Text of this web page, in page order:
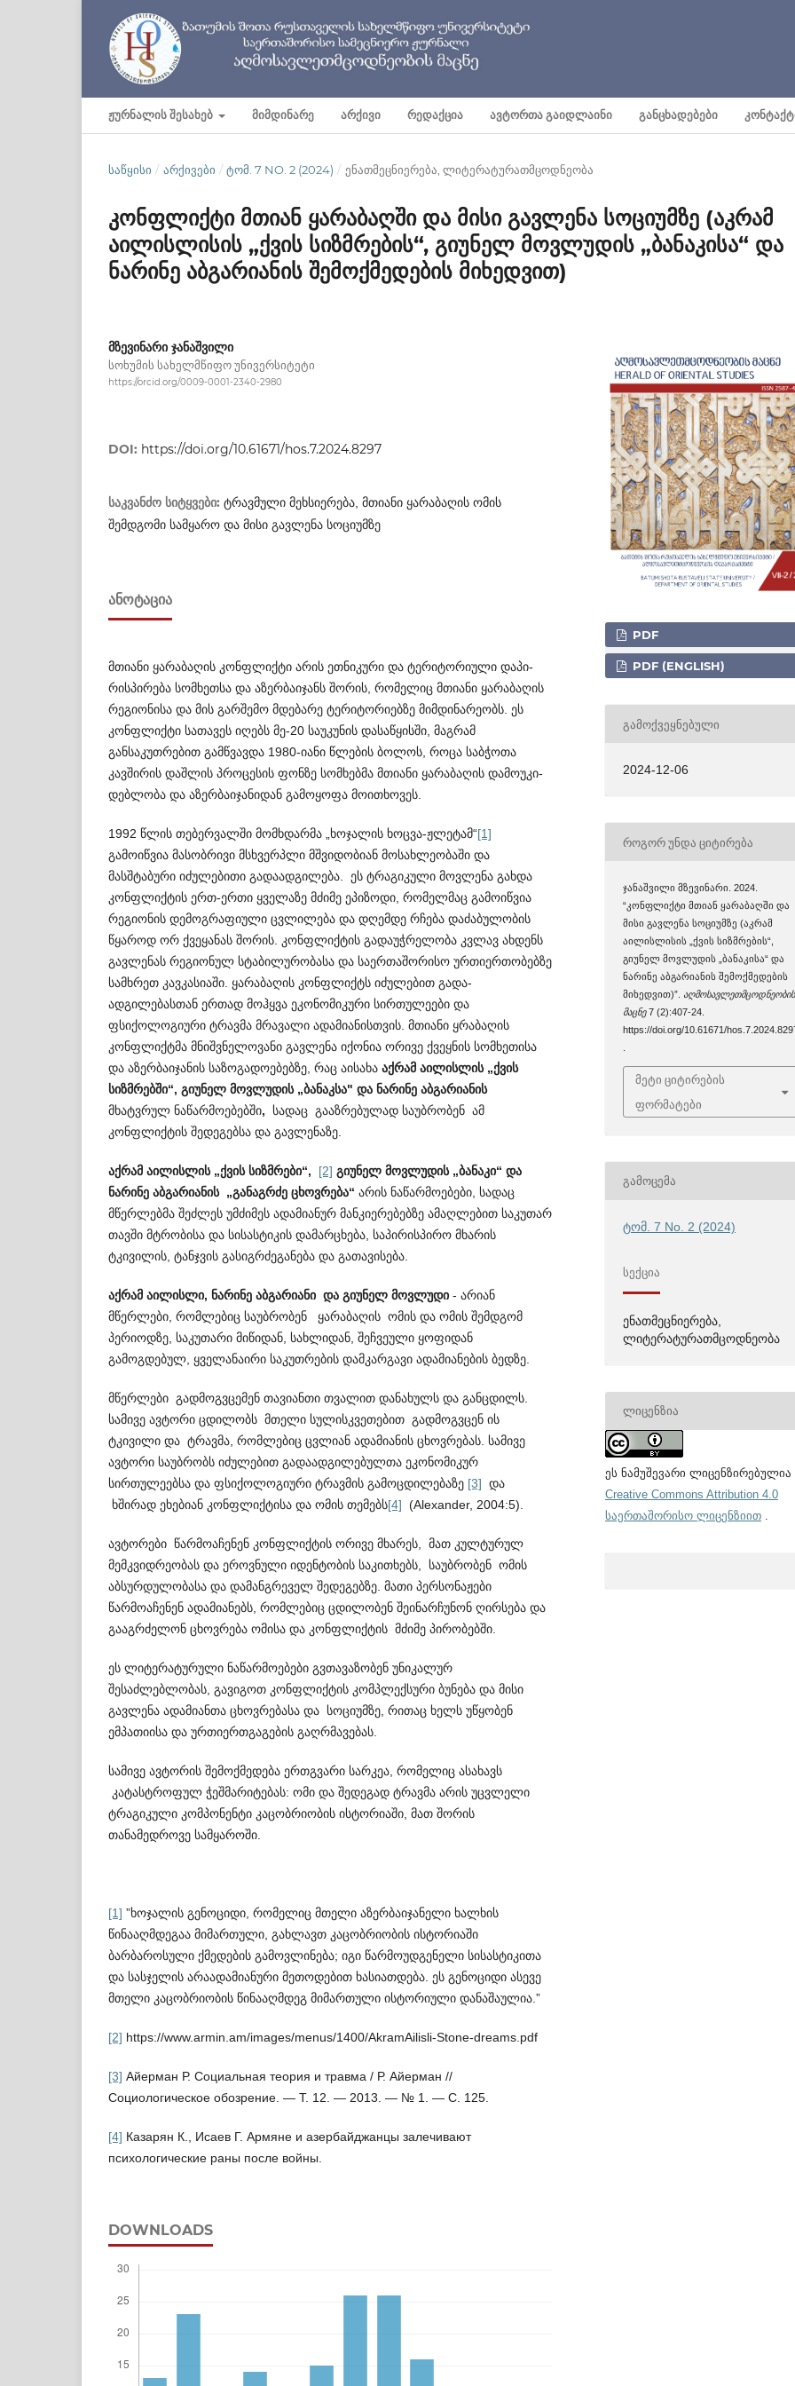
ᲟᲣᲠᲜᲐᲚᲘᲡ ᲨᲔᲡᲐᲮᲔᲑ ᲛᲘᲛᲓᲘᲜᲐᲠᲔ ᲐᲠᲥᲘᲕᲘ ᲠᲔᲓᲐᲥᲪᲘᲐ ᲐᲕᲢᲝᲠᲗᲐ ᲒᲐᲘᲓᲚᲐᲘᲜᲘ ᲒᲐᲜᲪᲮᲐᲓᲔᲑᲔᲑᲘ
ᲡᲐᲬᲧᲘᲡᲘ / ᲐᲠᲥᲘᲕᲔᲑᲘ / ᲢᲝᲛ. 7 NO. 2 (2024) / ენათმეცნიერება, ლიტერატურათმცოდნეობა
კონფლიქტი მთიან ყარაბაღში და მისი გავლენა სოციუმზე (აკრამ
აილისლისის „ქვის სიზმრების“, გიუნელ მოვლუდის „ბანაკისა“ და
ნარინე აბგარიანის შემოქმედების მიხედვით)
მზევინარი ჯანაშვილი
სოხუმის სახელმწიფო უნივერსიტეტი
https://orcid.org/0009-0001-2340-2980
DOI: https://doi.org/10.61671/hos.7.2024.8297
საკვანძო სიტყვები: ტრავმული მეხსიერება, მთიანი ყარაბაღის ომის
შემდგომი სამყარო და მისი გავლენა სოციუმზე
ᲐᲜᲝᲢᲐᲪᲘᲐ
მთიანი ყარაბაღის კონფლიქტი არის ეთნიკური და ტერიტ­ორიული დაპი­
რის­პირება სომხეთსა და აზერბაიჯანს შორის, რომ­­ე­­ლიც მთიანი ყარაბაღის
რეგიონისა და მის გარშემო მდებ­არე ტერიტორიებზე მიმდინარეობს. ეს
კონფლიქტი სათავეს იღ­ე­ბს მე-20 საუკუნის დასაწყისში, მაგრამ
განსაკუთრებით გამ­წვ­ავდა 1980-იანი წლების ბოლოს, როცა საბჭოთა
კავშირის დაშ­ლის პროცესის ფონზე სომხებმა მთიანი ყარაბაღის დამ­ოუ­კი­
დებლობა და აზერბაიჯანიდან გამოყოფა მოითხოვეს.
1992 წლის თებერვალში მომხდარმა „ხოჯალის ხოცვა-ჟლეტამ“[1]
გამოიწვია მასობრივი მსხვერპლი მშვიდობიან მოსა­ხლეობაში და
მასშტაბური იძულებითი გადაადგილება. ეს ტრა­გიკული მოვლენა გახდა
კონფლიქტის ერთ-ერთი ყველაზე მძიმე ეპიზოდი, რომელმაც გამოიწვია
რეგიონის დემოგრაფიული ცვ­ლ­ილება და დღემდე რჩება დაძაბულობის
წყაროდ ორ ქვეყ­ანას შორის. კონფლიქტის გადაუჭრელობა კვლავ ახდენს
გავლენას რეგ­იონულ სტაბილურობასა და საერთაშორისო ურთიე­რთო­ბებზე
სამხრეთ კავკასიაში. ყარაბაღის კონფლიქტს იძულებით გადა­
ადგილებასთან ერთად მოჰყვა ეკონომიკური სირთულეები და
ფსიქოლოგიური ტრავმა მრავალი ადამიანისთვის. მთიანი ყრაბაღის
კონფლიქტმა მნიშვნელოვანი გავლენა იქონია ორივე ქვე­ყნის სომხეთისა
და აზერბაიჯანის საზოგადოებებზე, რაც აისახა აქრამ აილისლის „ქვის
სიზმრებში“, გიუნელ მოვლუდის „ბანაკსა" და ნარინე აბგარიანის
მხატვრულ ნაწარმოებებში, სადაც გააზრებულად საუბრობენ ამ
კონფლიქტის შედეგებსა და გავ­ლენაზე.
აქრამ აილისლის „ქვის სიზმრები“, [2] გიუნელ მოვლუდის „ბანაკი“ და
ნარინე აბგარიანის „განაგრძე ცხოვრება“ არის ნაწა­რმოებები, სადაც
მწერლებმა შეძლეს უმძიმეს ადამიანურ მანკ­იე­რებებზე ამაღლებით საკუთარ
თავში მტრობისა და სისასტიკის დამარცხება, საპირისპირო მხარის
ტკივილის, ტანჯვის გასი­გრ­ძ­ე­განება და გათავისება.
აქრამ აილისლი, ნარინე აბგარიანი და გიუნელ მოვლუდი - არიან
მწერლები, რომლებიც საუბრობენ ყარაბაღის ომის და ომის შემდგომ
პერიოდზე, საკუთარი მიწიდან, სახლიდან, შეჩ­ვეული ყოფიდან
გამოგდებულ, ყველანაირი საკუთრების დამ­კა­რგავი ადამიანების ბედზე.
მწერლები გადმოგვცემენ თავიანთი თვალით დანახულს და განცდილს.
სამივე ავტორი ცდილობს მთელი სული­სკ­ვ­ეთ­ებით გადმოგვცენ ის
ტკივილი და ტრავმა, რომლებიც ცვლიან ადამიანის ცხოვრებას. სამივე
ავტორი საუბრობს იძულებით გად­აა­დგილებულთა ეკონომიკურ
სირთულეებსა და ფსიქო­ლო­გიური ტრავმის გამოცდილებაზე [3] და
ხშირად ეხებიან კონფ­ლ­ი­ქტისა და ომის თემებს[4] (Alexander, 2004:5).
ავტორები წარმოაჩენენ კონფლიქტის ორივე მხარეს, მათ კულტურულ
მემკვიდრეობას და ეროვნული იდენტობის საკით­ხებს, საუბრობენ ომის
აბსურდულობასა და დამანგრეველ შედ­ე­გებზე. მათი პერსონაჟები
წარმოაჩენენ ადამიანებს, რომლებიც ცდ­ილობენ შეინარჩუნონ ღირსება და
გააგრძელონ ცხოვრება ომისა და კონფლიქტის მძიმე პირობებში.
ეს ლიტერატურული ნაწარმოებები გვთავაზობენ უნიკა­ლურ
შესაძლებლობას, გავიგოთ კონფლიქტის კომპლექსური ბუნ­ება და მისი
გავლენა ადამიანთა ცხოვრებასა და სოციუმზე, რითაც ხელს უწყობენ
ემპათიისა და ურთიერთგაგების გაღრ­მა­ვებას.
სამივე ავტორის შემოქმედება ერთგვარი სარკეა, რომელიც ასახავს
კატასტროფულ ჭეშმარიტებას: ომი და შედეგად ტრავმა არის უცვლელი
ტრაგიკული კომპონენტი კაცობრიობის ისტო­რიაში, მათ შორის
თანამედროვე სამყაროში.
[1] ”ხოჯალის გენოციდი, რომელიც მთელი აზერბაიჯანელი ხალხის
წინააღმდეგაა მიმართული, გახლავთ კაცობრიობის ისტორიაში
ბარბაროსული ქმედების გამო­ვლინება; იგი წარმოუდგენელი სისასტიკითა
და სასჯელის არაადამიანური მეთ­ოდებით ხასიათდება. ეს გენოციდი ასევე
მთელი კაცობრიობის წინააღმდეგ მიმა­რთული ისტორიული დანაშაულია.”
[2] https://www.armin.am/images/menus/1400/AkramAilisli-Stone-dreams.pdf
[3] Айерман Р. Социальная теория и травма / Р. Айерман //
Социологическое обозрение. — Т. 12. — 2013. — № 1. — С. 125.
[4] Казарян К., Исаев Г. Армяне и азербайджанцы залечивают
психологические раны после войны.
DOWNLOADS
PDF
PDF (ENGLISH)
ᲒᲐᲛᲝᲥᲕᲔᲧᲜᲔᲑᲣᲚᲘ
2024-12-06
ᲠᲝᲒᲝᲠ ᲣᲜᲓᲐ ᲪᲘᲢᲘᲠᲔᲑᲐ
ჯანაშვილი მზევინარი. 2024.
“კონფლიქტი მთიან ყარაბაღში და
მისი გავლენა სოციუმზე (აკრამ
აილისლისის „ქვის სიზმრების“,
გიუნელ მოვლუდის „ბანაკისა“ და
ნარინე აბგარიანის შემოქმედების
მიხედვით)”. აღმოსავლეთმცოდნეობის
მაცნე7 (2):407-24.
https://doi.org/10.61671/
მეტი ციტირების
ფორმატები
ᲒᲐᲛᲝᲪᲔᲛᲐ
ტომ. 7 No. 2 (2024)
ᲡᲔᲥᲪᲘᲐ
ენათმეცნიერება,
ლიტერატურათმცოდნეობა
ᲚᲘᲪᲔᲜᲖᲘᲐ
ეს ნამუშევარი ლიცენზირებულია
Creative Commons Attribution 4.0
საერთაშორისო ლიცენზიით